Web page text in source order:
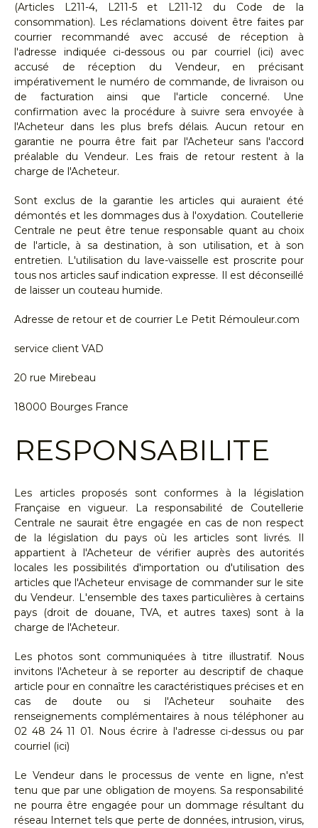
(Articles L211-4, L211-5 et L211-12 du Code de la
consommation). Les réclamations doivent être faites par
courrier recommandé avec accusé de réception à
l'adresse indiquée ci-dessous ou par courriel (ici) avec
accusé de réception du Vendeur, en précisant
impérativement le numéro de commande, de livraison ou
de facturation ainsi que l'article concerné. Une
confirmation avec la procédure à suivre sera envoyée à
l'Acheteur dans les plus brefs délais. Aucun retour en
garantie ne pourra être fait par l'Acheteur sans l'accord
préalable du Vendeur. Les frais de retour restent à la
charge de l'Acheteur.
Sont exclus de la garantie les articles qui auraient été
démontés et les dommages dus à l'oxydation. Coutellerie
Centrale ne peut être tenue responsable quant au choix
de l'article, à sa destination, à son utilisation, et à son
entretien. L'utilisation du lave-vaisselle est proscrite pour
tous nos articles sauf indication expresse. Il est déconseillé
de laisser un couteau humide.
Adresse de retour et de courrier Le Petit Rémouleur.com
service client VAD
20 rue Mirebeau
18000 Bourges France
RESPONSABILITE
Les articles proposés sont conformes à la législation
Française en vigueur. La responsabilité de Coutellerie
Centrale ne saurait être engagée en cas de non respect
de la législation du pays où les articles sont livrés. Il
appartient à l'Acheteur de vérifier auprès des autorités
locales les possibilités d'importation ou d'utilisation des
articles que l'Acheteur envisage de commander sur le site
du Vendeur. L'ensemble des taxes particulières à certains
pays (droit de douane, TVA, et autres taxes) sont à la
charge de l'Acheteur.
Les photos sont communiquées à titre illustratif. Nous
invitons l'Acheteur à se reporter au descriptif de chaque
article pour en connaître les caractéristiques précises et en
cas de doute ou si l'Acheteur souhaite des
renseignements complémentaires à nous téléphoner au
02 48 24 11 01. Nous écrire à l'adresse ci-dessus ou par
courriel (ici)
Le Vendeur dans le processus de vente en ligne, n'est
tenu que par une obligation de moyens. Sa responsabilité
ne pourra être engagée pour un dommage résultant du
réseau Internet tels que perte de données, intrusion, virus,